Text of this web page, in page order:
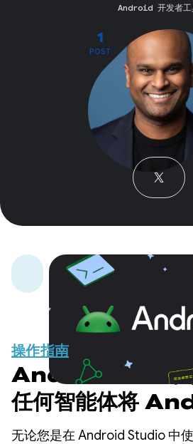
1
POST
Android 开发者工
操作指南
Android CLI 和
任何智能体将
的构建速度提高 3
无论您是在 Android Studio 中使